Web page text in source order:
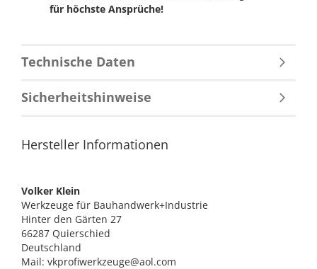
für höchste Ansprüche!
Technische Daten
Sicherheitshinweise
Hersteller Informationen
Volker Klein
Werkzeuge für Bauhandwerk+Industrie
Hinter den Gärten 27
66287 Quierschied
Deutschland
Mail: vkprofiwerkzeuge@aol.com